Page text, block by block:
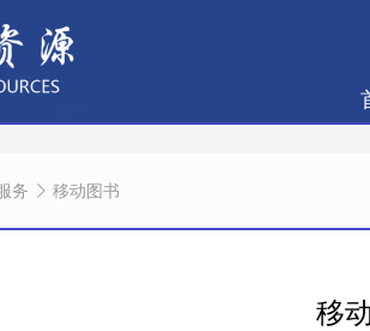
务 移动图书
移